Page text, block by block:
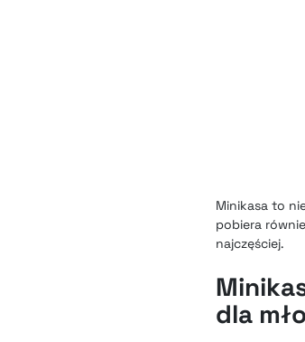
Minikasa to
pobiera
najczęściej.
dla